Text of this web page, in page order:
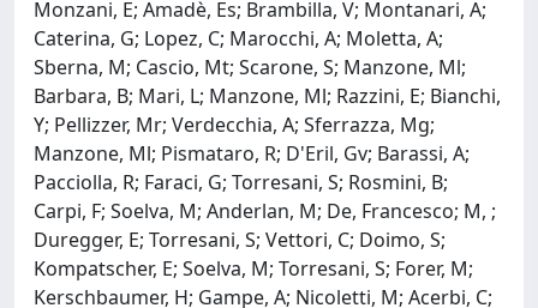
Monzani, E; Amadè, Es; Brambilla, V; Montanari, A;
Caterina, G; Lopez, C; Marocchi, A; Moletta, A;
Sberna, M; Cascio, Mt; Scarone, S; Manzone, Ml;
Barbara, B; Mari, L; Manzone, Ml; Razzini, E; Bianchi,
Y; Pellizzer, Mr; Verdecchia, A; Sferrazza, Mg;
Manzone, Ml; Pismataro, R; D'Eril, Gv; Barassi, A;
Pacciolla, R; Faraci, G; Torresani, S; Rosmini, B;
Carpi, F; Soelva, M; Anderlan, M; De, Francesco; M, ;
Duregger, E; Torresani, S; Vettori, C; Doimo, S;
Kompatscher, E; Soelva, M; Torresani, S; Forer, M;
Kerschbaumer, H; Gampe, A; Nicoletti, M; Acerbi, C;